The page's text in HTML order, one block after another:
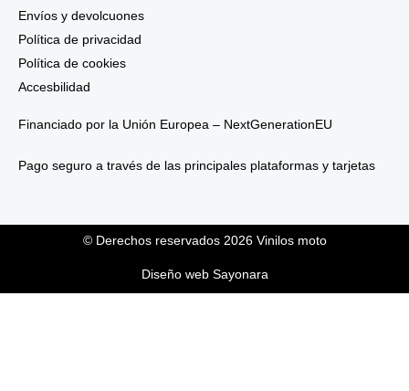
Envíos y devolcuones
Política de privacidad
Política de cookies
Accesbilidad
Financiado por la Unión Europea – NextGenerationEU
Pago seguro a través de las principales plataformas y tarjetas
© Derechos reservados 2026 Vinilos moto
Diseño web Sayonara